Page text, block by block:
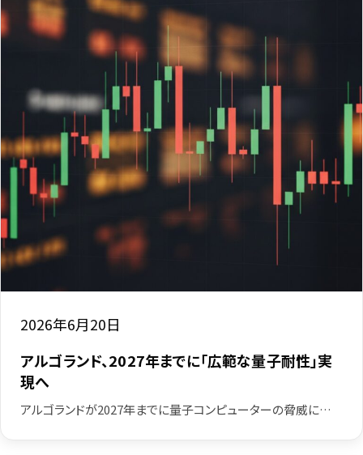
2026年6月20日
アルゴランド、2027年までに「広範な量子耐性」実
現へ
アルゴランドが2027年までに量子コンピューターの脅威に…